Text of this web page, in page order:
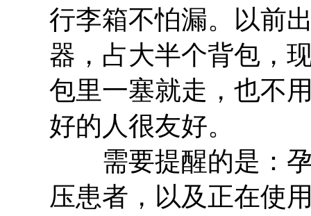
行李箱不怕漏。以前
器，占大半个背包，
包里一塞就走，也不
好的人很友好。
需要提醒的是：孕
压患者，以及正在使